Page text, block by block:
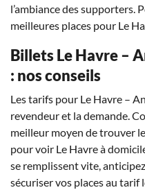
l’ambiance des supporters.
meilleures places pour Le
Billets Le Havre –
: nos conseils
Les tarifs pour Le Havre –
revendeur et la demande.
meilleur moyen de trouver
pour voir Le Havre à
se remplissent vite,
sécuriser vos places au tarif